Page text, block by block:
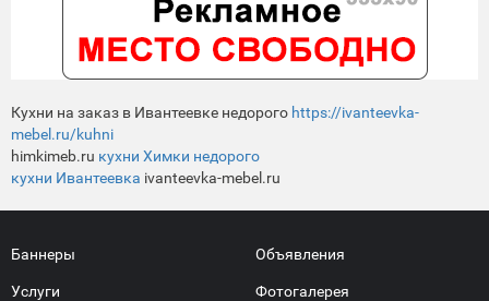
Кухни на заказ в Ивантеевке недорого https://ivanteevka-
mebel.ru/kuhni
himkimeb.ru кухни Химки недорого
кухни Ивантеевка ivanteevka-mebel.ru
Баннеры
Услуги
Объявления
Фотогалерея